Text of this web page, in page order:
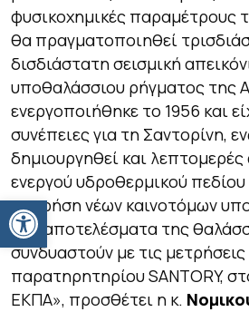
Ανοίξτε τη γραμμή εργαλείων
φυσικοχημικές παραμέτρους
θα πραγματοποιηθεί
δισδιάστατη σεισμική
υποθαλάσσιου ρήγματος της
ενεργοποιήθηκε το 1956 και
συνέπειες για τη Σαντορίνη,
δημιουργηθεί και
ενεργού υδροθερμικού
τη χρήση νέων καινοτόμων
«Τα αποτελέσματα της
συνδυαστούν με τις
παρατηρητηρίου SANTORY,
ΕΚΠΑ», προσθέτει η κ.